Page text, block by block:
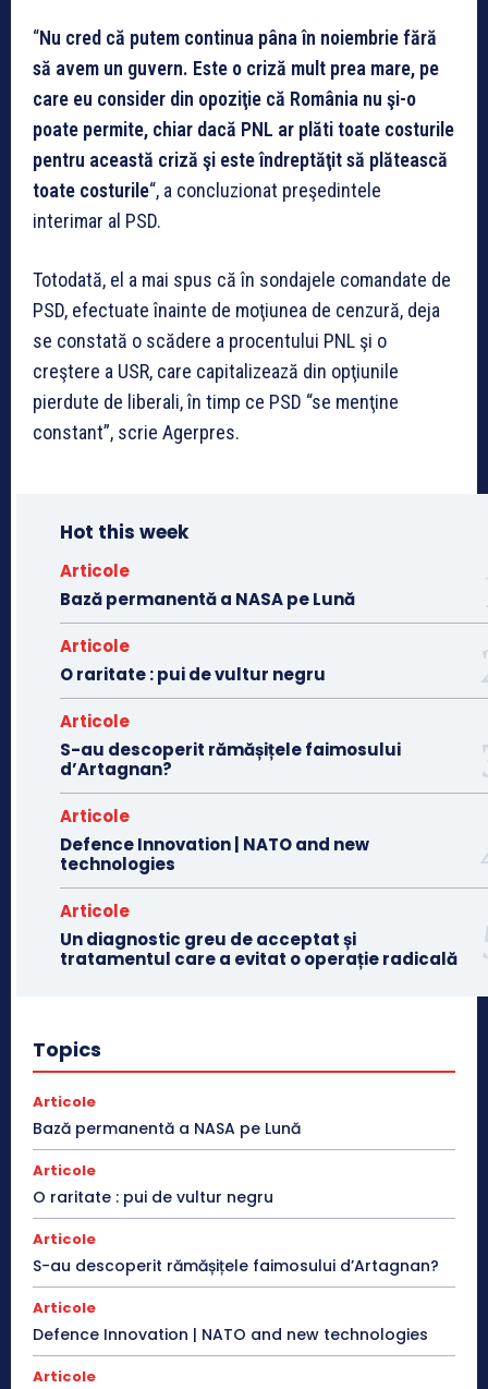
“Nu cred că putem continua pâna în noiembrie fără
să avem un guvern. Este o criză mult prea mare, pe
care eu consider din opoziţie că România nu şi-o
poate permite, chiar dacă PNL ar plăti toate costurile
pentru această criză şi este îndreptăţit să plătească
toate costurile“, a concluzionat preşedintele
interimar al PSD.
Totodată, el a mai spus că în sondajele comandate de
PSD, efectuate înainte de moţiunea de cenzură, deja
se constată o scădere a procentului PNL şi o
creştere a USR, care capitalizează din opţiunile
pierdute de liberali, în timp ce PSD “se menţine
constant”, scrie Agerpres.
Hot this week
Articole
Bază permanentă a NASA pe Lună
Articole
O raritate : pui de vultur negru
Articole
S-au descoperit rămășițele faimosului
d’Artagnan?
Articole
Defence Innovation | NATO and new
technologies
Articole
Un diagnostic greu de acceptat și
tratamentul care a evitat o operație radicală
Topics
Articole
Bază permanentă a NASA pe Lună
Articole
O raritate : pui de vultur negru
Articole
S-au descoperit rămășițele faimosului d’Artagnan?
Articole
Defence Innovation | NATO and new technologies
Articole